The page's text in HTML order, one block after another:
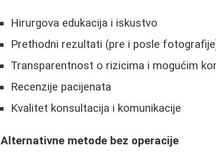
Hirurgova edukacija i iskustvo
Prethodni rezultati (pre i posle
Transparentnost o rizicima i mogućim
Recenzije pacijenata
Kvalitet konsultacija i komunikacije
Alternativne metode bez operacije